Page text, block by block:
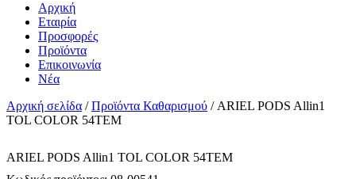
Αρχική
Εταιρία
Προσφορές
Προϊόντα
Επικοινωνία
Νέα
Αρχική σελίδα /Προϊόντα Καθαρισμού / ARIEL PODS Allin1
TOL COLOR 54ΤΕΜ
ARIEL PODS Allin1 TOL COLOR 54ΤΕΜ